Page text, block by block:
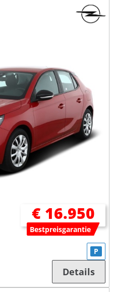
€ 16.950
Bestpreisgarantie
P
Details